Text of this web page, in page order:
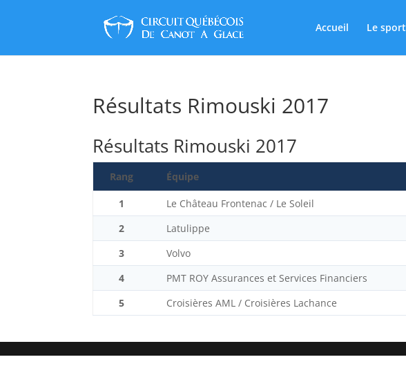
Accueil Le sport
Résultats Rimouski 2017
Résultats Rimouski 2017
Rang Équipe
1 Le Château Frontenac / Le Soleil
2
Latulippe
3
Volvo
4
PMT ROY Assurances et Services Financiers
5
Croisières AML / Croisières Lachance